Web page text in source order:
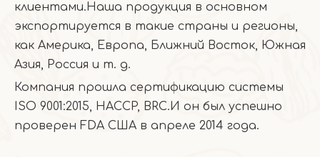
клиентами.Наша продукция в основном
экспортируется в такие страны и регионы,
как Америка, Европа, Ближний Восток, Южная
Азия, Россия и т. д.
Компания прошла сертификацию системы
ISO 9001:2015, HACCP, BRC.И он был успешно
проверен FDA США в апреле 2014 года.